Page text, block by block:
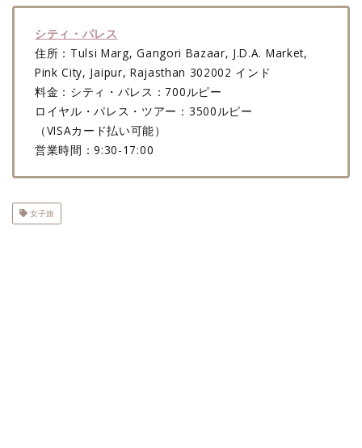
シティ・パレス
住所：Tulsi Marg, Gangori Bazaar, J.D.A. Market,
Pink City, Jaipur, Rajasthan 302002 インド
料金：シティ・パレス：700ルピー
ロイヤル・パレス・ツアー：3500ルピー
（VISAカード払い可能）
営業時間：9:30-17:00
女子旅